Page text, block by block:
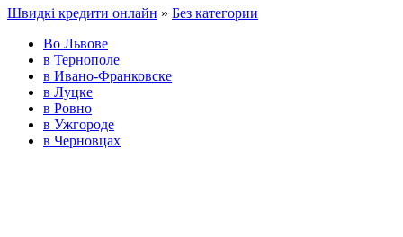
Швидкі кредити онлайн » Без категории
Во Львове
в Тернополе
в Ивано-Франковске
в Луцке
в Ровно
в Ужгороде
в Черновцах